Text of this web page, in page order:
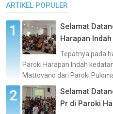
ARTIKEL POPULER
Selamat
Harapan Indah
Tepatnya pada
Paroki Harapan Indah
Mattovano dari Paroki
Selamat
Pr di Paroki